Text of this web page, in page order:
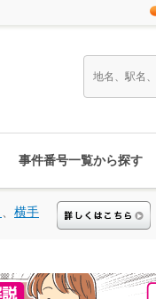
事件番号一覧から探す
横手